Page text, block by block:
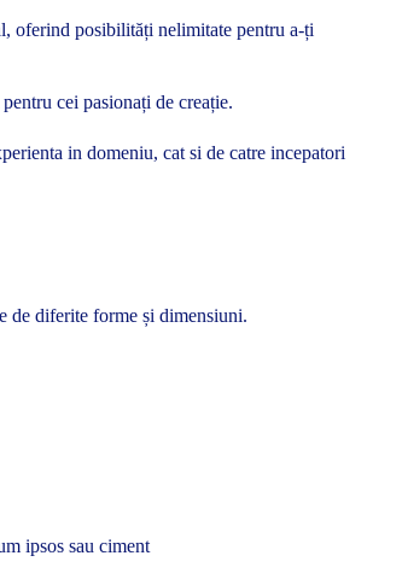
oferind posibilități nelimitate pentru a-ți
cei pasionați de creație.
in domeniu, cat si de catre incepatori
de diferite forme și dimensiuni.
ipsos sau ciment